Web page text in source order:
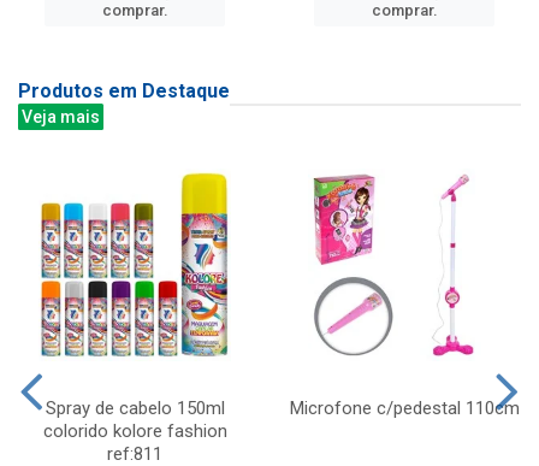
comprar.
comprar.
Produtos em Destaque
Veja mais
Spray de cabelo 150ml
colorido kolore fashion
ref:811
Microfone c/pedestal 110cm